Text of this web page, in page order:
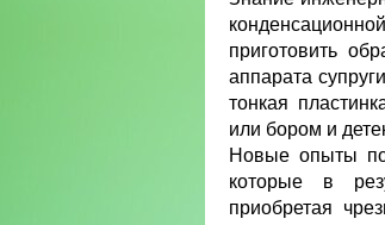
приготовить
аппарата
тонкая
или бором и
Новые опыты
которые в
приобретая